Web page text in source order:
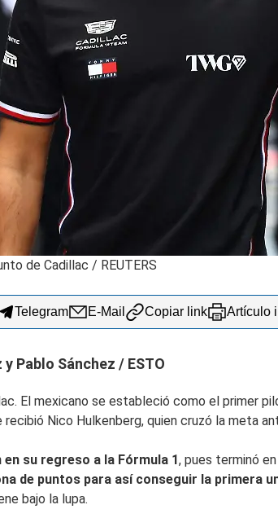
de Cadillac / REUTERS
Telegram E-Mail Copiar link Artículo
Pablo Sánchez / ESTO
El mexicano se estableció como el primer
recibió Nico Hulkenberg, quien cruzó la meta
su regreso a la Fórmula 1, pues terminó
de puntos para así conseguir la primera
bajo la lupa.